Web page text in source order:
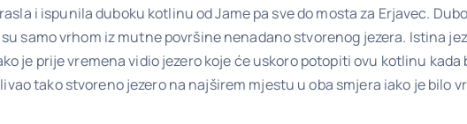
i ispunila duboku kotlinu od Jame pa sve do mosta za Erjavec.
samo vrhom iz mutne površine nenadano stvorenog jezera. Istina
je prije vremena vidio jezero koje će uskoro potopiti ovu kotlinu
tako stvoreno jezero na najširem mjestu u oba smjera iako je bilo